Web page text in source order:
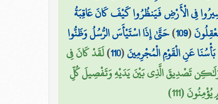
فِي الْأَرْضِ فَيَنظُرُوا كَيْفَ كَانَ عَاقِبَةُ
(
109
)حَتَّىٰ إِذَا اسْتَيْأَسَ الرُّسُلُ وَظَنُّوا
عَنِ الْقَوْمِ الْمُجْرِمِينَ(
110
)لَقَدْ كَانَ فِي
تَصْدِيقَ الَّذِي بَيْنَ يَدَيْهِ وَتَفْصِيلَ كُلِّ
(111)